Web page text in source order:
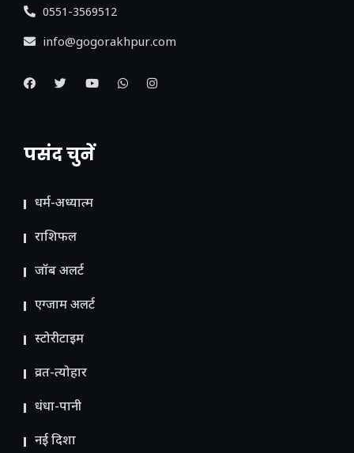
0551-3569512
info@gogorakhpur.com
पसंद चुनें
धर्म-अध्यात्म
राशिफल
जॉब अलर्ट
एग्जाम अलर्ट
स्टोरीटाइम
व्रत-त्योहार
धंधा-पानी
नई दिशा